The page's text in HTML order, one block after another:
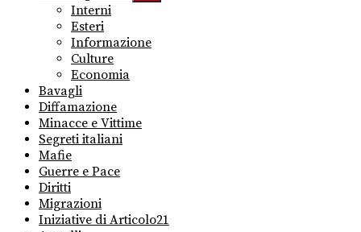
sub
Interni
Esteri
Informazione
Culture
Economia
Bavagli
Diffamazione
Minacce e Vittime
Segreti italiani
Mafie
Guerre e Pace
Diritti
Migrazioni
Iniziative di Articolo21